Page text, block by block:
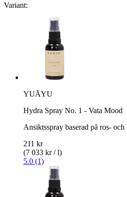
Variant:
YUĀYU
Hydra Spray No. 1 - Vata Mood
Ansiktsspray baserad på ros-
211 kr
(7 033 kr / l)
5.0 (1)